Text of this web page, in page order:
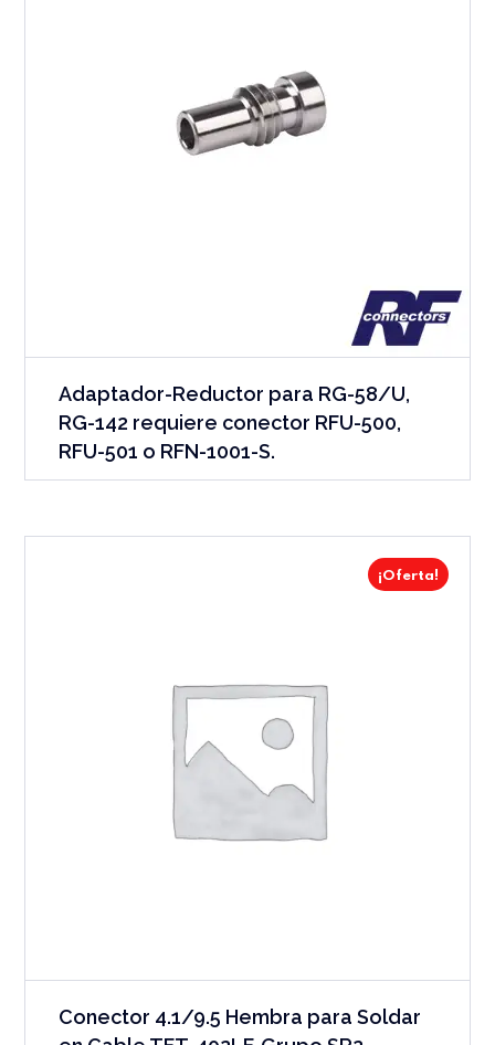
Adaptador-Reductor para RG-58/U,
RG-142 requiere conector RFU-500,
RFU-501 o RFN-1001-S.
¡Oferta!
Conector 4.1/9.5 Hembra para Soldar